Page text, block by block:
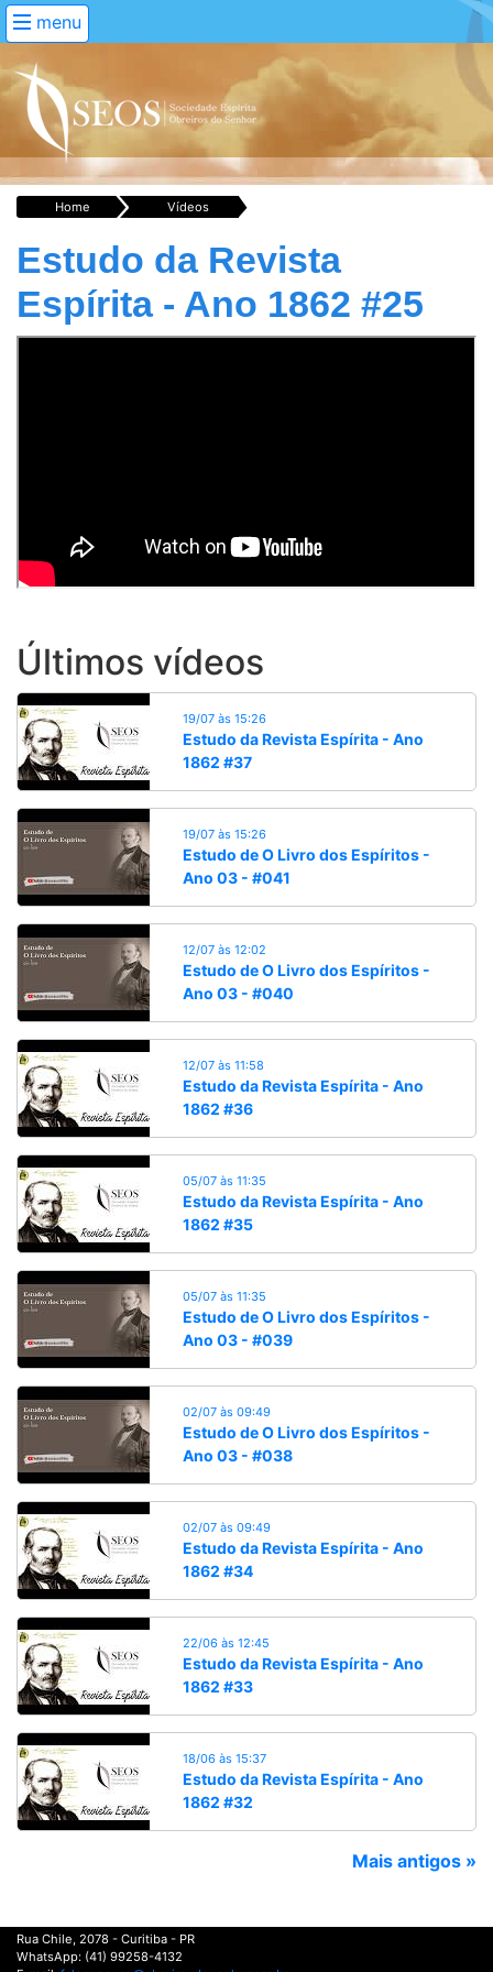
menu
Home Vídeos
Estudo da Revista
Espírita - Ano 1862 #25
Últimos vídeos
19/07 às 15:26
Estudo da Revista Espírita - Ano
1862 #37
19/07 às 15:26
Estudo de O Livro dos Espíritos -
Ano 03 - #041
12/07 às 12:02
Estudo de O Livro dos Espíritos -
Ano 03 - #040
12/07 às 11:58
Estudo da Revista Espírita - Ano
1862 #36
05/07 às 11:35
Estudo da Revista Espírita - Ano
1862 #35
05/07 às 11:35
Estudo de O Livro dos Espíritos -
Ano 03 - #039
02/07 às 09:49
Estudo de O Livro dos Espíritos -
Ano 03 - #038
02/07 às 09:49
Estudo da Revista Espírita - Ano
1862 #34
22/06 às 12:45
Estudo da Revista Espírita - Ano
1862 #33
18/06 às 15:37
Estudo da Revista Espírita - Ano
1862 #32
Mais antigos »
Rua Chile, 2078 - Curitiba - PR
WhatsApp: (41) 99258-4132